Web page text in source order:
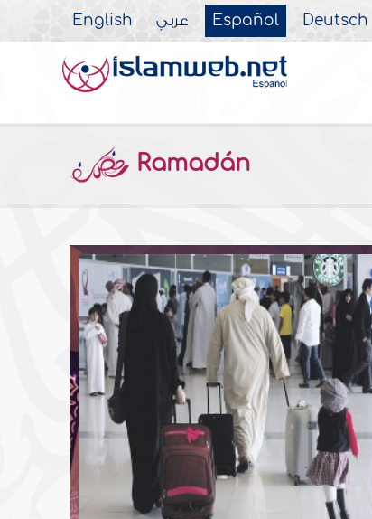
English عربي Español Deutsch
Ramadán